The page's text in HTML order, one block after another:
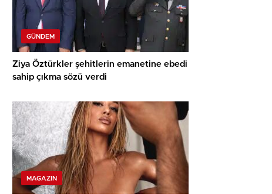
GÜNDEM
Ziya Öztürkler şehitlerin emanetine ebedi
sahip çıkma sözü verdi
MAGAZIN